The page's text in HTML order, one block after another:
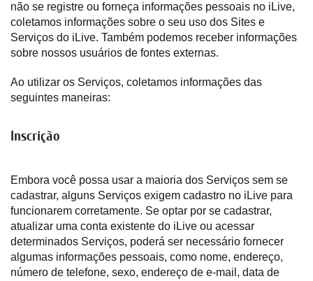
não se registre ou forneça informações pessoais no iLive,
coletamos informações sobre o seu uso dos Sites e
Serviços do iLive. Também podemos receber informações
sobre nossos usuários de fontes externas.
Ao utilizar os Serviços, coletamos informações das
seguintes maneiras:
Inscrição
Embora você possa usar a maioria dos Serviços sem se
cadastrar, alguns Serviços exigem cadastro no iLive para
funcionarem corretamente. Se optar por se cadastrar,
atualizar uma conta existente do iLive ou acessar
determinados Serviços, poderá ser necessário fornecer
algumas informações pessoais, como nome, endereço,
número de telefone, sexo, endereço de e-mail, data de